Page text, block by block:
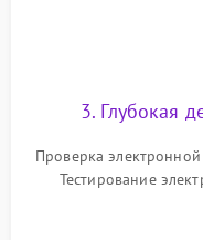
3. Глубокая
Проверка
Тестирование
температуры и
жерновов кофемолки,